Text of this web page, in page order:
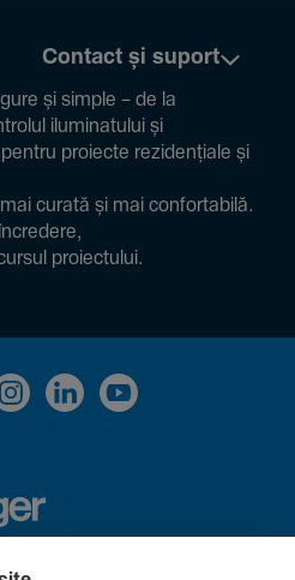
Contact și suport
și simple – de la
ilumi­na­tului și
proiecte rezi­den­țiale și
curată și mai confor­ta­bilă.
proiec­tului.